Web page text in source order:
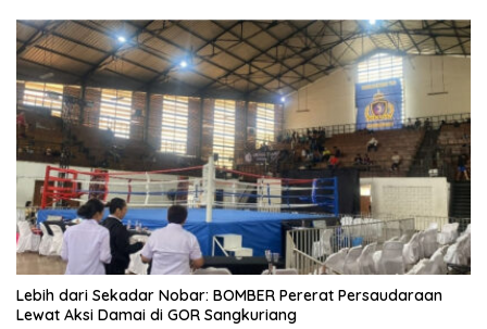
Lebih dari Sekadar Nobar: BOMBER Pererat Persaudaraan
Lewat Aksi Damai di GOR Sangkuriang